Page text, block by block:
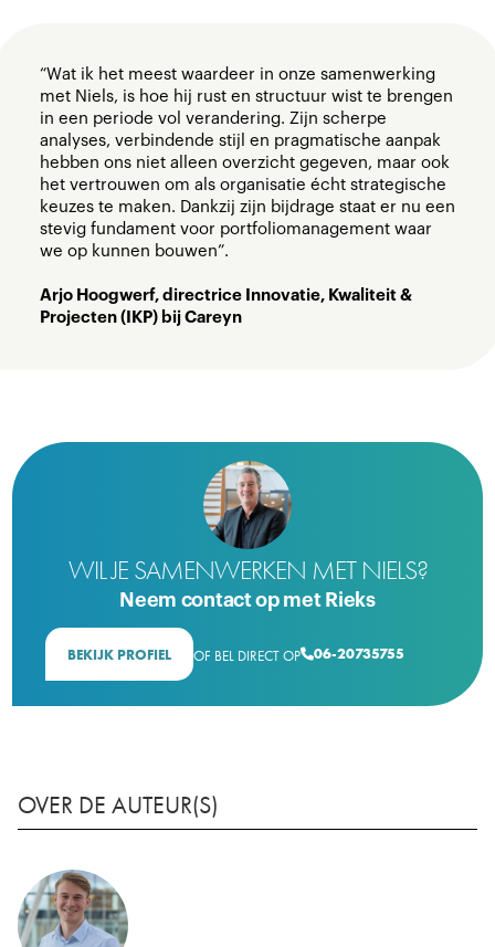
“Wat ik het meest waardeer in onze samenwerking
met Niels, is hoe hij rust en structuur wist te brengen
in een periode vol verandering. Zijn scherpe
analyses, verbindende stijl en pragmatische aanpak
hebben ons niet alleen overzicht gegeven, maar ook
het vertrouwen om als organisatie écht strategische
keuzes te maken. Dankzij zijn bijdrage staat er nu een
stevig fundament voor portfoliomanagement waar
we op kunnen bouwen”.
Arjo Hoogwerf, directrice Innovatie, Kwaliteit &
Projecten (IKP) bij Careyn
WIL JE SAMENWERKEN MET NIELS?
Neem contact op met Rieks
BEKIJK PROFIEL OF BEL DIRECT OP06-20735755
OVER DE AUTEUR(S)